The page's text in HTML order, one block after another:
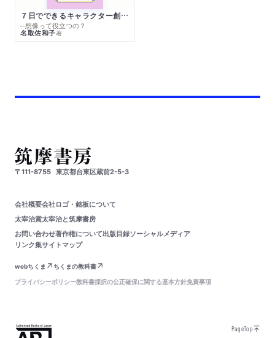
７日でできるキャラクター創作入門
─想像って役立つの？
名取佐和子著
〒111-8755 東京都台東区蔵前2-5-3
会社概要会社ロゴ・銘板について
太宰治賞太宰治と筑摩書房
お問い合わせ著作権について出版目録ソーシャルメディア
リンク集サイトマップ
webちくま
ちくまの教科書
プライバシーポリシー教科書採択の公正確保に関する基本方針免責事項
PageTop